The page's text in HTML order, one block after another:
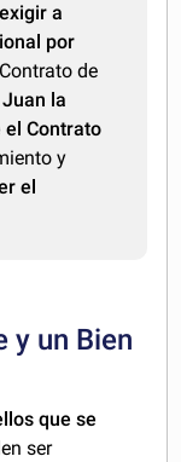
a
por
de
la
el Contrato
y
el
y un Bien
que se
ser